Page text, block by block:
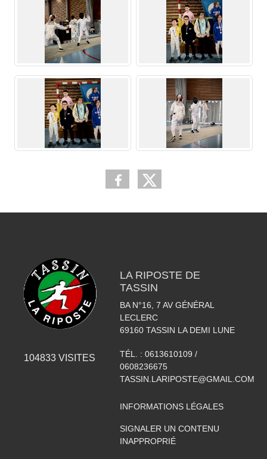
104833 VISITES
LA RIPOSTE DE
TASSIN
BA N°16, 7 AV GÉNÉRAL
LECLERC
69160 TASSIN LA DEMI LUNE
TÉL. : 0613610109 /
0608236675
TASSIN.LARIPOSTE@GMAIL.COM
INFORMATIONS LÉGALES
SIGNALER UN CONTENU
INAPPROPRIÉ